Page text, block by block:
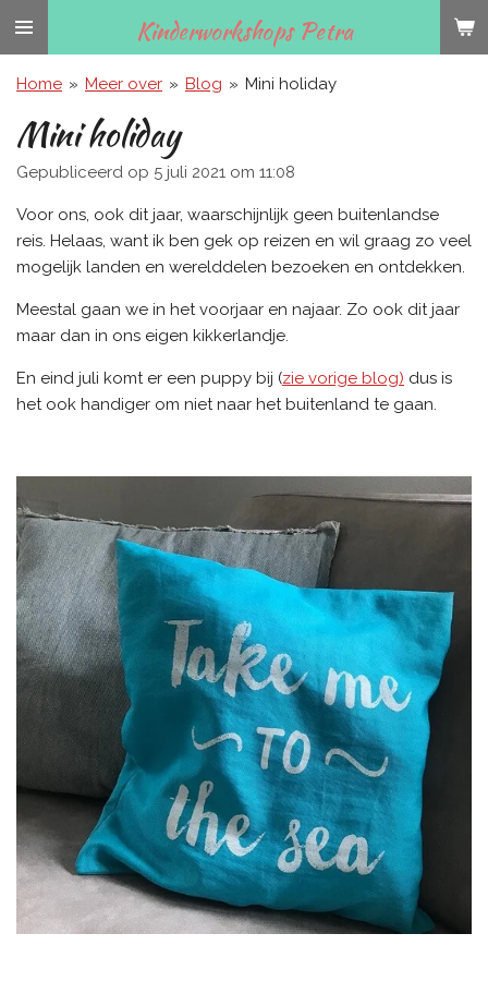
Ga
naar
hoofdinhoud
Kinderworkshops Petra
Home » Meer over » Blog » Mini holiday
Mini holiday
Gepubliceerd op 5 juli 2021 om 11:08
Voor ons, ook dit jaar, waarschijnlijk geen buitenlandse
reis. Helaas, want ik ben gek op reizen en wil graag zo veel
mogelijk landen en werelddelen bezoeken en ontdekken.
Meestal gaan we in het voorjaar en najaar. Zo ook dit jaar
maar dan in ons eigen kikkerlandje.
En eind juli komt er een puppy bij (zie vorige blog) dus is
het ook handiger om niet naar het buitenland te gaan.